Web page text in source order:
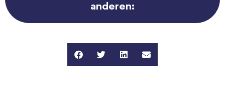
anderen: